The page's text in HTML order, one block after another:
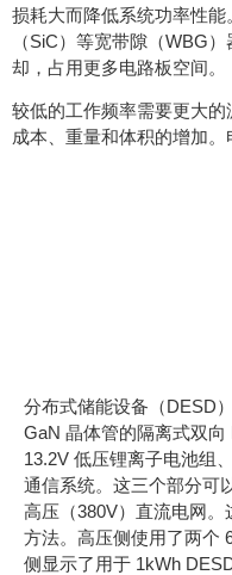
损耗大而降低系统功率性
（SiC）等宽带隙（WBG
却，占用更多电路板空间。
较低的工作频率需要更大
成本、重量和体积的增加。
分布式储能设备（DESD
GaN 晶体管的隔离式双
13.2V 低压锂离子电池组
通信系统。这三个部分可
高压（380V）直流电网
方法。高压侧使用了两个
侧显示了用于 1kWh